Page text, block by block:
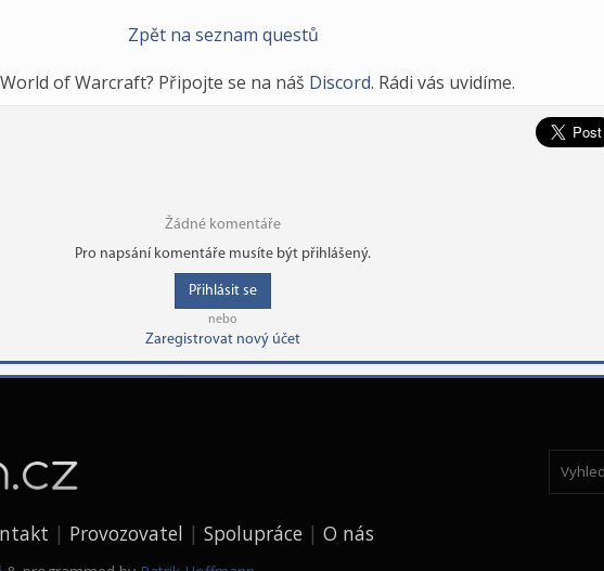
Zpět na seznam questů
of Warcraft? Připojte se na náš Discord. Rádi vás uvidíme.
Žádné komentáře
Pro napsání komentáře musíte být přihlášený.
Přihlásit se
nebo
Zaregistrovat nový účet
Provozovatel Spolupráce O nás